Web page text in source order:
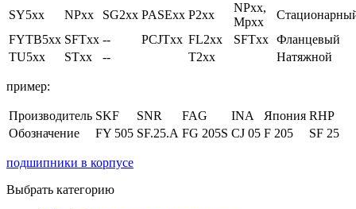
SY5xx NPxx SG2xx PASExx P2xx
NPxx,
Mpxx
FYTB5xx SFTxx -- PCJTxx FL2xx SFTxx Фланцевый
TU5xx
STxx -- T2xx Натяжной
пример:
Производитель SKF SNR FAG INA Япония RHP
Обозначение
FY 505 SF.25.A FG 205S CJ 05 F 205 SF 25
подшипники в корпусе
Выбрать категорию